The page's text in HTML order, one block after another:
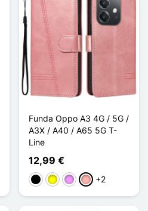
Funda Oppo A3 4G / 5G /
A3X / A40 / A65 5G T-
Line
12,99 €
NegroAmarilloMorado claro
Oro rosa
+2